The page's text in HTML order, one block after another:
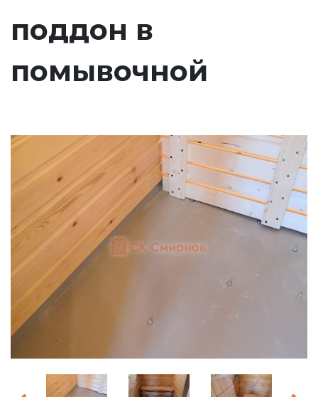
поддон в
помывочной